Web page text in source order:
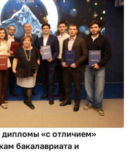
«с отличием»
бакалавриата и